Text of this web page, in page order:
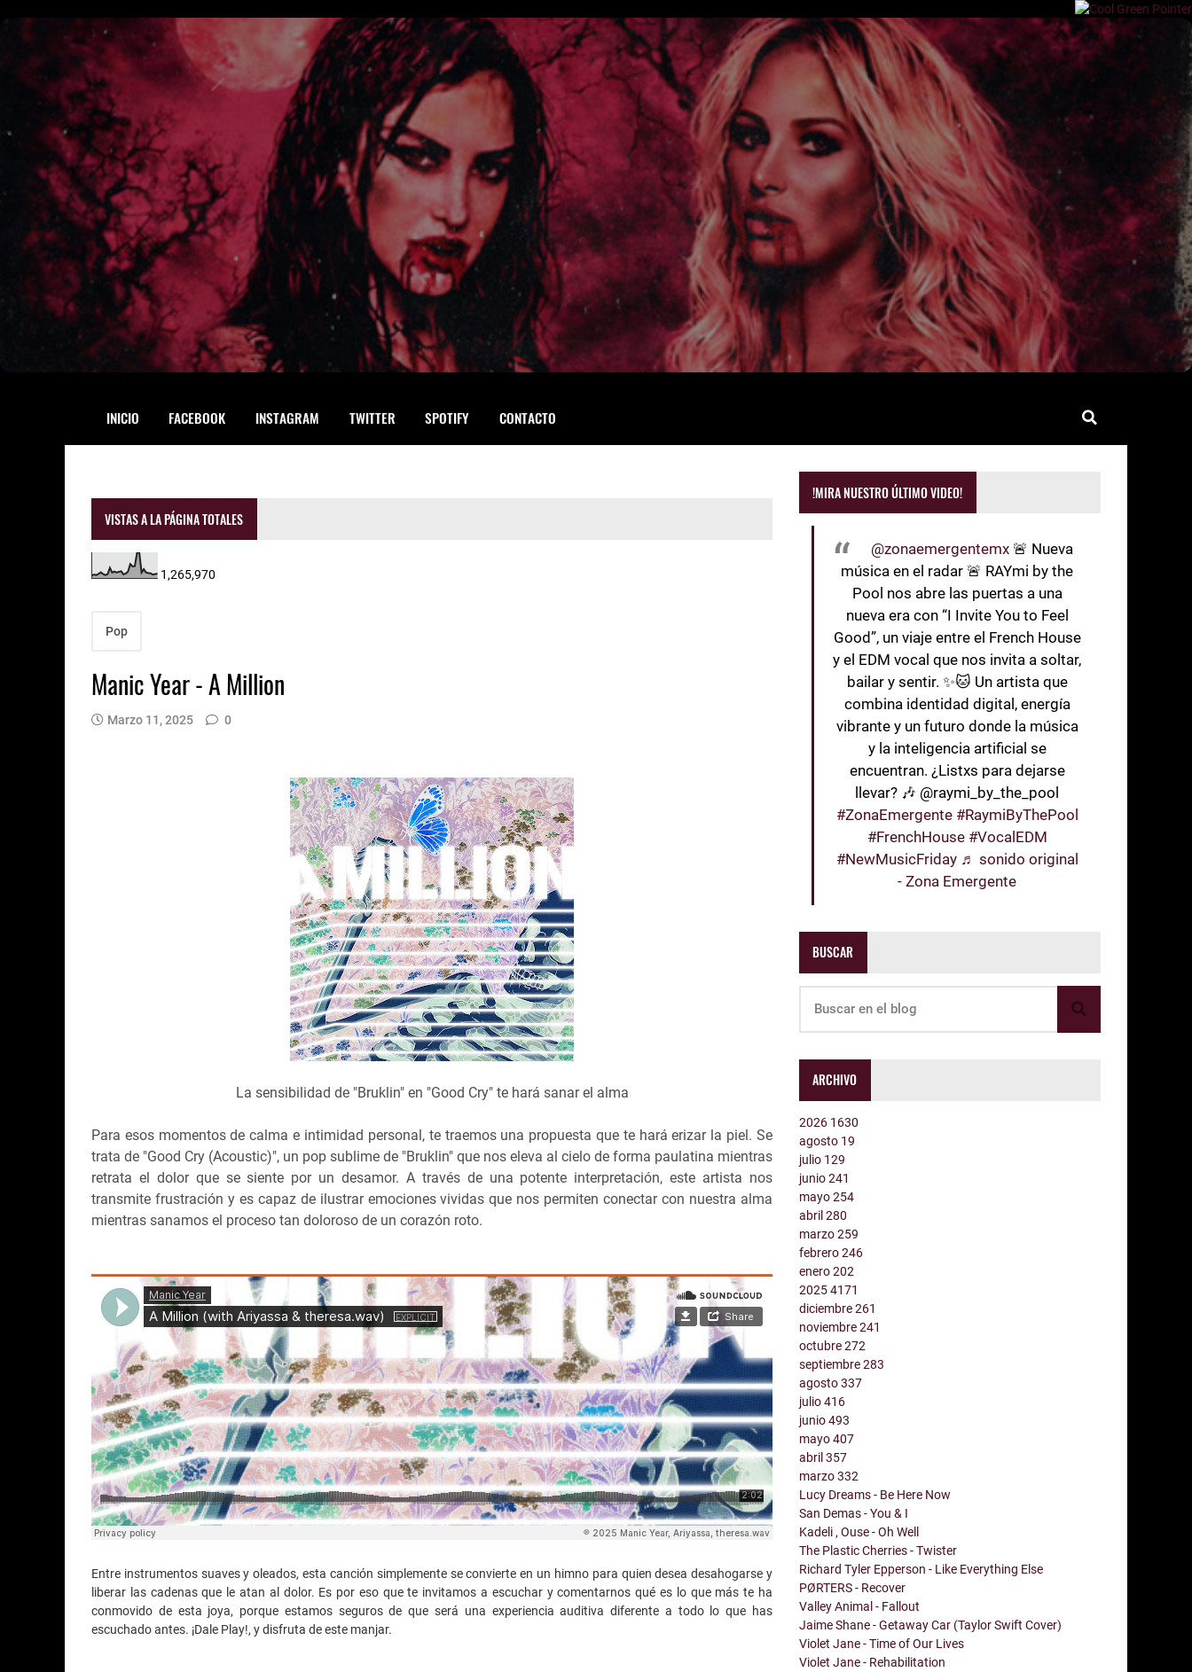
INICIO FACEBOOK INSTAGRAM TWITTER SPOTIFY CONTACTO
VISTAS A LA PÁGINA TOTALES
1,265,970
Pop
Manic Year - A Million
Marzo 11, 2025 0
La sensibilidad de "Bruklin" en "Good Cry" te hará sanar el alma
Para esos momentos de calma e intimidad personal, te traemos una propuesta que te hará erizar la piel. Se
trata de "Good Cry (Acoustic)", un pop sublime de "Bruklin" que nos eleva al cielo de forma paulatina mientras
retrata el dolor que se siente por un desamor. A través de una potente interpretación, este artista nos
transmite frustración y es capaz de ilustrar emociones vividas que nos permiten conectar con nuestra alma
mientras sanamos el proceso tan doloroso de un corazón roto.
Entre instrumentos suaves y oleados, esta canción simplemente se convierte en un himno para quien desea desahogarse y
liberar las cadenas que le atan al dolor. Es por eso que te invitamos a escuchar y comentarnos qué es lo que más te ha
conmovido de esta joya, porque estamos seguros de que será una experiencia auditiva diferente a todo lo que has
escuchado antes. ¡Dale Play!, y disfruta de este manjar.
!MIRA NUESTRO ÚLTIMO VIDEO!
@zonaemergentemx 🚨 Nueva
música en el radar 🚨 RAYmi by the
Pool nos abre las puertas a una
nueva era con “I Invite You to Feel
Good”, un viaje entre el French House
y el EDM vocal que nos invita a soltar,
bailar y sentir. ✨🐱 Un artista que
combina identidad digital, energía
vibrante y un futuro donde la música
y la inteligencia artificial se
encuentran. ¿Listxs para dejarse
llevar? 🎶 @raymi_by_the_pool
#ZonaEmergente #RaymiByThePool
#FrenchHouse #VocalEDM
#NewMusicFriday ♬ sonido original
- Zona Emergente
BUSCAR
ARCHIVO
2026 1630
agosto 19
julio 129
junio241
mayo254
abril280
marzo259
febrero246
enero202
20254171
diciembre261
noviembre241
octubre272
septiembre283
agosto337
julio416
junio493
mayo407
abril357
marzo332
Lucy Dreams - Be Here Now
San Demas - You & I
Kadeli , Ouse - Oh Well
The Plastic Cherries - Twister
Richard Tyler Epperson - Like Everything Else
PØRTERS - Recover
Valley Animal - Fallout
Jaime Shane - Getaway Car (Taylor Swift Cover)
Violet Jane - Time of Our Lives
Violet Jane - Rehabilitation